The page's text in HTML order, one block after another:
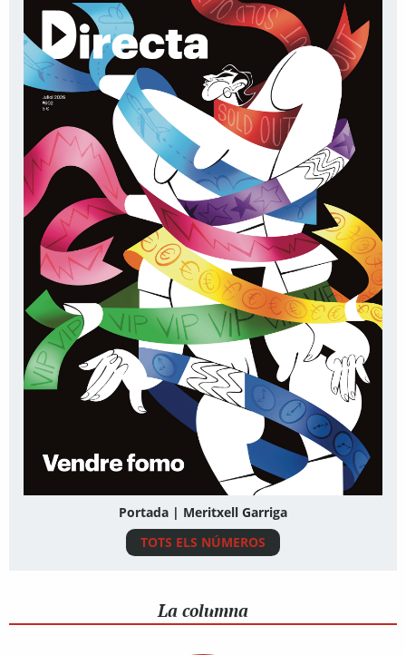
Portada | Meritxell Garriga
TOTS ELS NÚMEROS
La columna